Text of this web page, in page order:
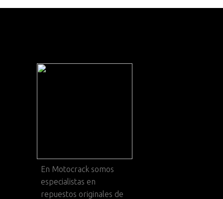
En Motocrack somos
especialistas en
repuestos originales de